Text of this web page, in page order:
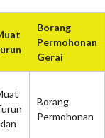
Borang
Permohonan
Gerai
Borang
Permohonan